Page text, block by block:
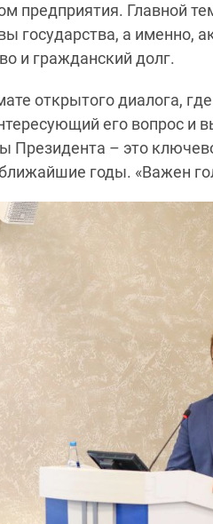
предприятия. Главной
государства, а именно,
и гражданский долг.
открытого диалога,
его вопрос и
Президента – это
годы. «Важен